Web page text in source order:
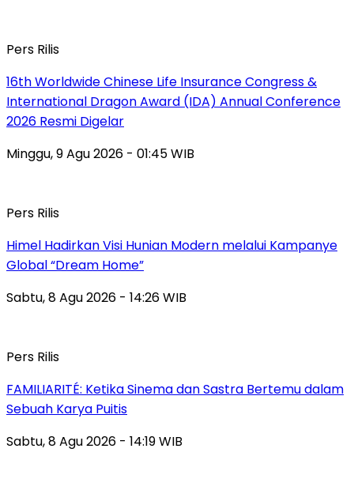
Pers Rilis
16th Worldwide Chinese Life Insurance Congress &
International Dragon Award (IDA) Annual Conference
2026 Resmi Digelar
Minggu, 9 Agu 2026 - 01:45 WIB
Pers Rilis
Himel Hadirkan Visi Hunian Modern melalui Kampanye
Global “Dream Home”
Sabtu, 8 Agu 2026 - 14:26 WIB
Pers Rilis
FAMILIARITÉ: Ketika Sinema dan Sastra Bertemu dalam
Sebuah Karya Puitis
Sabtu, 8 Agu 2026 - 14:19 WIB